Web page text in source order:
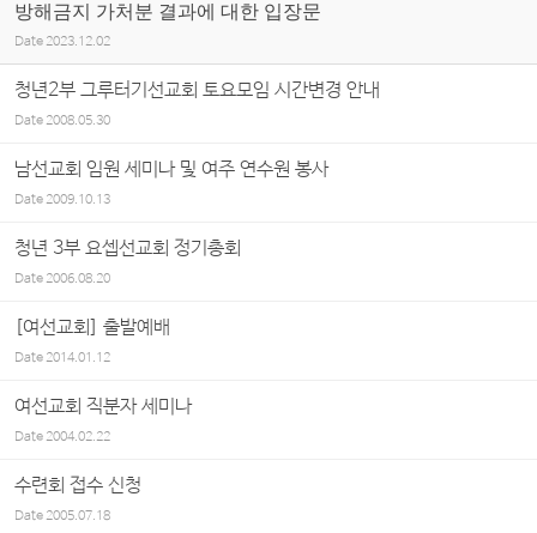
방해금지 가처분 결과에 대한 입장문
Date 2023.12.02
청년2부 그루터기선교회 토요모임 시간변경 안내
Date2008.05.30
남선교회 임원 세미나 및 여주 연수원 봉사
Date2009.10.13
청년 3부 요셉선교회 정기총회
Date2006.08.20
[여선교회] 출발예배
Date2014.01.12
여선교회 직분자 세미나
Date2004.02.22
수련회 접수 신청
Date2005.07.18